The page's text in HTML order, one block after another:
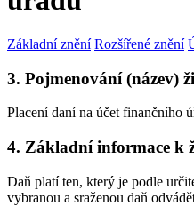
Základní znění Rozšířené znění
3. Pojmenování (název)
Placení daní na účet finančního
4. Základní informace k
Daň platí ten, který je podle
vybranou a sraženou daň